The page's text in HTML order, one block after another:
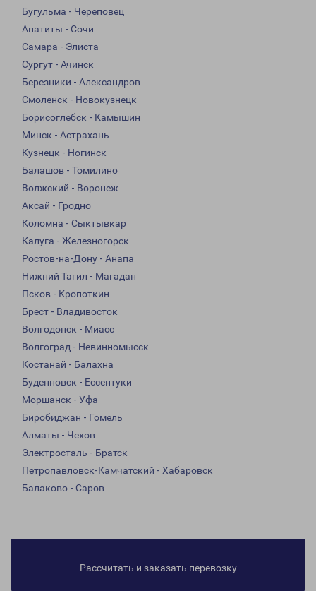
Бугульма - Череповец
Апатиты - Сочи
Самара - Элиста
Сургут - Ачинск
Березники - Александров
Смоленск - Новокузнецк
Борисоглебск - Камышин
Минск - Астрахань
Кузнецк - Ногинск
Балашов - Томилино
Волжский - Воронеж
Аксай - Гродно
Коломна - Сыктывкар
Калуга - Железногорск
Ростов-на-Дону - Анапа
Нижний Тагил - Магадан
Псков - Кропоткин
Брест - Владивосток
Волгодонск - Миасс
Волгоград - Невинномысск
Костанай - Балахна
Буденновск - Ессентуки
Моршанск - Уфа
Биробиджан - Гомель
Алматы - Чехов
Электросталь - Братск
Петропавловск-Камчатский - Хабаровск
Балаково - Саров
Рассчитать и заказать перевозку